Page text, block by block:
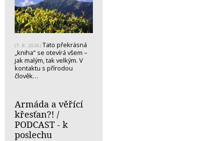
(7. 8. 2026) Tato překrásná
„kniha“ se otevírá všem –
jak malým, tak velkým. V
kontaktu s přírodou
člověk…
Armáda a věřící
křesťan?! /
PODCAST - k
poslechu